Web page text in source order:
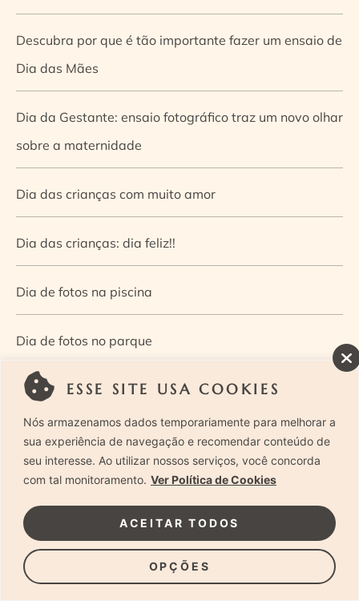
ESSE SITE USA COOKIES
Nós armazenamos dados temporariamente para melhorar a
sua experiência de navegação e recomendar conteúdo de
seu interesse. Ao utilizar nossos serviços, você concorda
com tal monitoramento. Ver Política de Cookies
OPÇÕES
ACEITAR TODOS
Descubra por que é tão importante fazer um ensaio de
Dia das Mães
Dia da Gestante: ensaio fotográfico traz um novo olhar
sobre a maternidade
Dia das crianças com muito amor
Dia das crianças: dia feliz!!
Dia de fotos na piscina
Dia de fotos no parque
Dia dos Pais — Guia de ensaios fotográficos
Dia Mundial da Infância: como a fotografia ajuda a
construir a memória e a identidade da criança
Diário de uma grávida e sua pequena
Dica de especialista: como otimizar o fluxo de trabalho